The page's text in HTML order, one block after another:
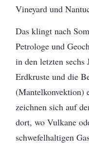
Vineyard und
Das klingt nach
Petrologe und
in den letzten sechs
Erdkruste und die
(Mantelkonvektion)
zeichnen sich auf
dort, wo Vulkane
schwefelhaltigen